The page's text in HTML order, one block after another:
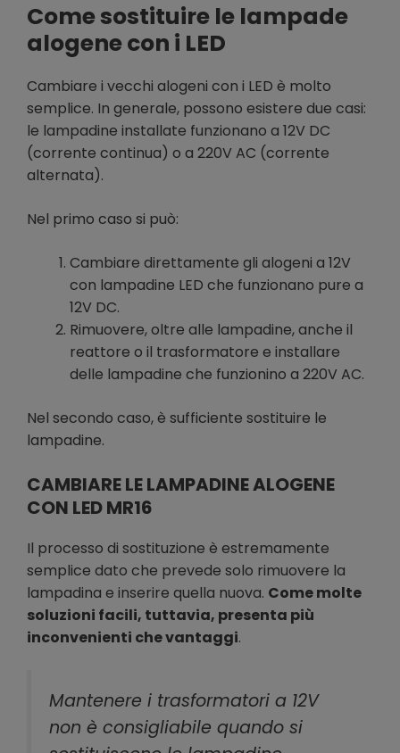
Come sostituire le lampade
alogene con i LED
Cambiare i vecchi alogeni con i LED è molto
semplice. In generale, possono esistere due casi:
le lampadine installate funzionano a 12V DC
(corrente continua) o a 220V AC (corrente
alternata).
Nel primo caso si può:
Cambiare direttamente gli alogeni a 12V
con lampadine LED che funzionano pure a
12V DC.
Rimuovere, oltre alle lampadine, anche il
reattore o il trasformatore e installare
delle lampadine che funzionino a 220V AC.
Nel secondo caso, è sufficiente sostituire le
lampadine.
CAMBIARE LE LAMPADINE ALOGENE
CON LED MR16
Il processo di sostituzione è estremamente
semplice dato che prevede solo rimuovere la
lampadina e inserire quella nuova. Come molte
soluzioni facili, tuttavia, presenta più
inconvenienti che vantaggi.
Mantenere i trasformatori a 12V
non è consigliabile quando si